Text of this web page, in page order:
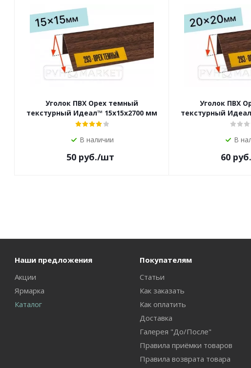
Уголок ПВХ Орех темный
текстурный Идеал™ 15x15х2700 мм
В наличии
50руб./шт
Уголок ПВХ
текстурный
В
60руб.
Наши предложения
Акции
Ярмарка
Каталог
Покупателям
Статьи
Как заказать
Как оплатить
Доставка
Галерея "До/После"
Правила приёмки товаров
Правила возврата товара